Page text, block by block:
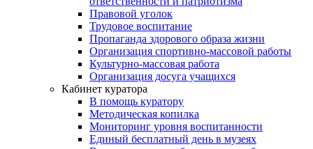
Правовой уголок
Трудовое воспитание
Пропаганда здорового образа жизни
Организация спортивно-массовой работы
Культурно-массовая работа
Организация досуга учащихся
Кабинет куратора
В помощь куратору
Методическая копилка
Мониторинг уровня воспитанности
Единый бесплатный день в музеях